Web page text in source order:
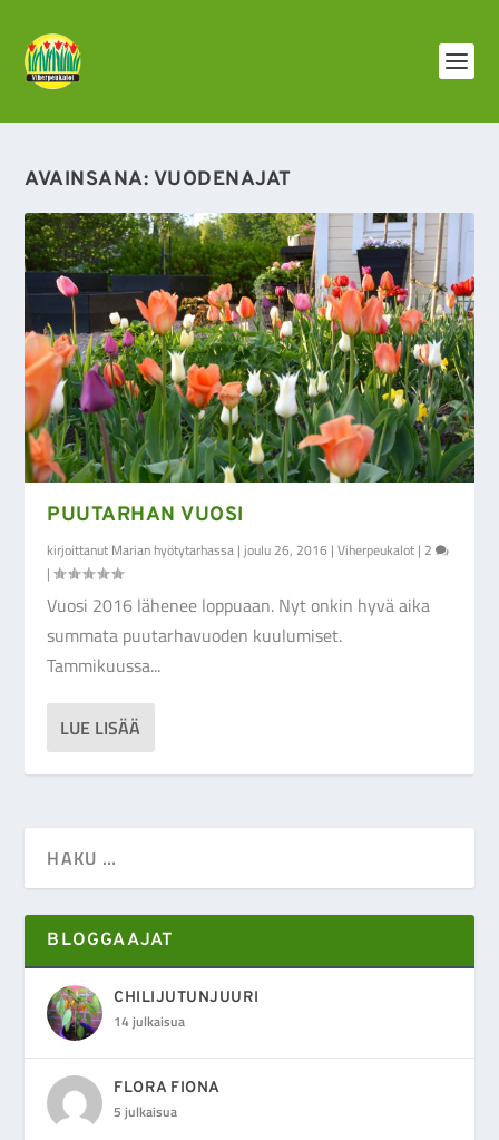
AVAINSANA: VUODENAJAT
PUUTARHAN VUOSI
kirjoittanut Marian hyötytarhassa | joulu 26, 2016 |Viherpeukalot | 2
|
Vuosi 2016 lähenee loppuaan. Nyt onkin hyvä aika
summata puutarhavuoden kuulumiset.
Tammikuussa...
LUE LISÄÄ
BLOGGAAJAT
CHILIJUTUNJUURI
14 julkaisua
FLORA FIONA
5 julkaisua